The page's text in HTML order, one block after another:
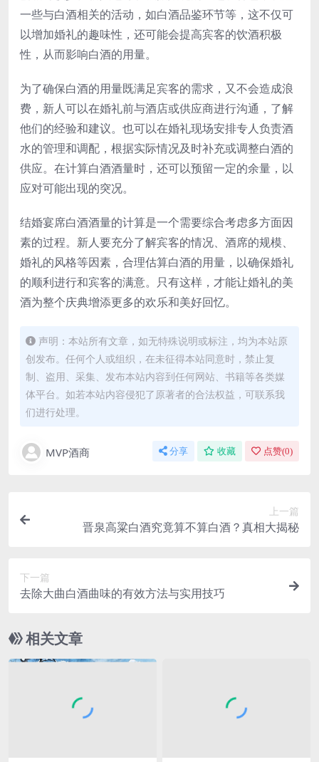
一些与白酒相关的活动，如白酒品鉴环节等，这不仅可
以增加婚礼的趣味性，还可能会提高宾客的饮酒积极
性，从而影响白酒的用量。
为了确保白酒的用量既满足宾客的需求，又不会造成浪
费，新人可以在婚礼前与酒店或供应商进行沟通，了解
他们的经验和建议。也可以在婚礼现场安排专人负责酒
水的管理和调配，根据实际情况及时补充或调整白酒的
供应。在计算白酒酒量时，还可以预留一定的余量，以
应对可能出现的突况。
结婚宴席白酒酒量的计算是一个需要综合考虑多方面因
素的过程。新人要充分了解宾客的情况、酒席的规模、
婚礼的风格等因素，合理估算白酒的用量，以确保婚礼
的顺利进行和宾客的满意。只有这样，才能让婚礼的美
酒为整个庆典增添更多的欢乐和美好回忆。
声明：本站所有文章，如无特殊说明或标注，均为本站原
创发布。任何个人或组织，在未征得本站同意时，禁止复
制、盗用、采集、发布本站内容到任何网站、书籍等各类媒
体平台。如若本站内容侵犯了原著者的合法权益，可联系我
们进行处理。
MVP酒商 分享 收藏 点赞(0)
上一篇
晋泉高粱白酒究竟算不算白酒？真相大揭秘
下一篇
去除大曲白酒曲味的有效方法与实用技巧
相关文章